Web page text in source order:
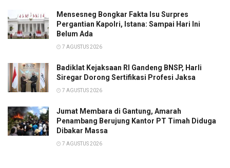
Mensesneg Bongkar Fakta Isu Surpres
Pergantian Kapolri, Istana: Sampai Hari Ini
Belum Ada
7 AGUSTUS 2026
Badiklat Kejaksaan RI Gandeng BNSP, Harli
Siregar Dorong Sertifikasi Profesi Jaksa
7 AGUSTUS 2026
Jumat Membara di Gantung, Amarah
Penambang Berujung Kantor PT Timah Diduga
Dibakar Massa
7 AGUSTUS 2026